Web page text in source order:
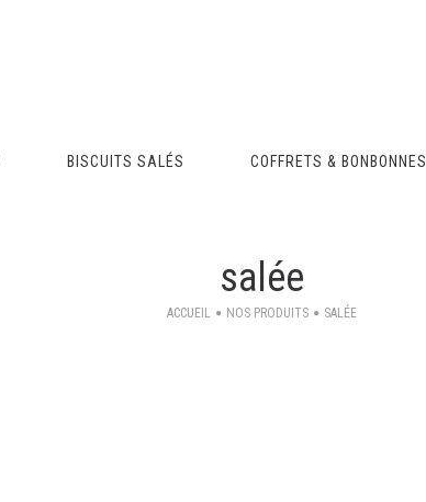
BISCUITS SALÉS COFFRETS & BONBONNES
salée
ACCUEIL NOS PRODUITS SALÉE